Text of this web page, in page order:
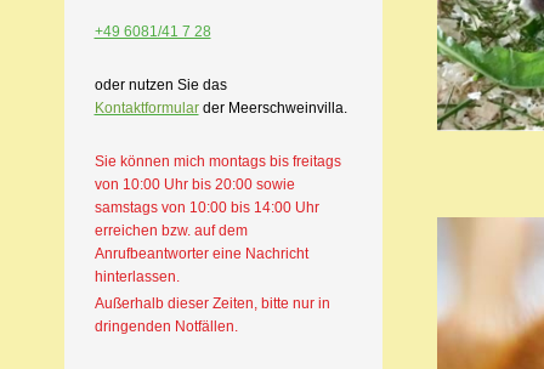
+49 6081/41 7 28
oder nutzen Sie das
Kontaktformular der Meerschweinvilla.
Sie können mich montags bis freitags
von 10:00 Uhr bis 20:00 sowie
samstags von 10:00 bis 14:00 Uhr
erreichen bzw. auf dem
Anrufbeantworter eine Nachricht
hinterlassen.
Außerhalb dieser Zeiten, bitte nur in
dringenden Notfällen.